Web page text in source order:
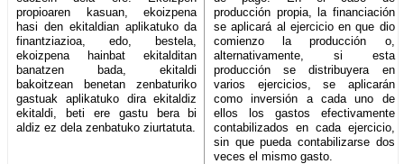
propioaren kasuan, ekoizpena
hasi den ekitaldian aplikatuko da
finantziazioa, edo, bestela,
ekoizpena hainbat ekitalditan
banatzen bada, ekitaldi
bakoitzean benetan zenbaturiko
gastuak aplikatuko dira ekitaldiz
ekitaldi, beti ere gastu bera bi
aldiz ez dela zenbatuko ziurtatuta.
producción propia, la financiación
se aplicará al ejercicio en que dio
comienzo la producción o,
alternativamente, si esta
producción se distribuyera en
varios ejercicios, se aplicarán
como inversión a cada uno de
ellos los gastos efectivamente
contabilizados en cada ejercicio,
sin que pueda contabilizarse dos
veces el mismo gasto.